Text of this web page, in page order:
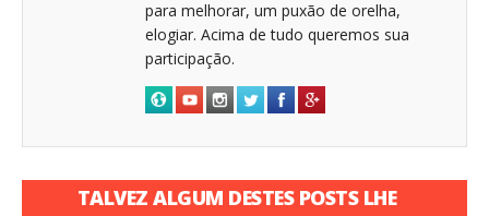
para melhorar, um puxão de orelha,
elogiar. Acima de tudo queremos sua
participação.
TALVEZ ALGUM DESTES POSTS LHE